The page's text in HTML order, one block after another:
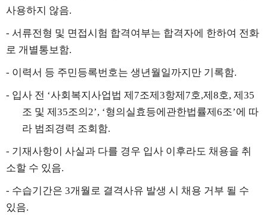
사용하지 않음.
- 서류전형 및 면접시험 합격여부는 합격자에 한하여 전화
로 개별통보함.
- 이력서 등 주민등록번호는 생년월일까지만 기록함.
- 입사 전 ‘사회복지사업법 제 7조제3항제 7호,제8호, 제35
조 및 제35조의2’, ‘형의실효등에관한법률제6조’에 따
라 범죄경력 조회함.
- 기재사항이 사실과 다를 경우 입사 이후라도 채용을 취
소할 수 있음.
- 수습기간은 3개월로 결격사유 발생 시 채용 거부 될 수
있음.